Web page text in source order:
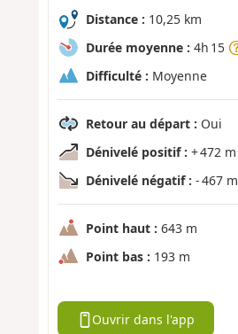
Distance : 10,25 km
Durée moyenne : 4h 15
Difficulté : Moyenne
Retour au départ : Oui
Dénivelé positif : + 472 m
Dénivelé négatif : - 467 m
Point haut : 643 m
Point bas : 193 m
Ouvrir dans l'app